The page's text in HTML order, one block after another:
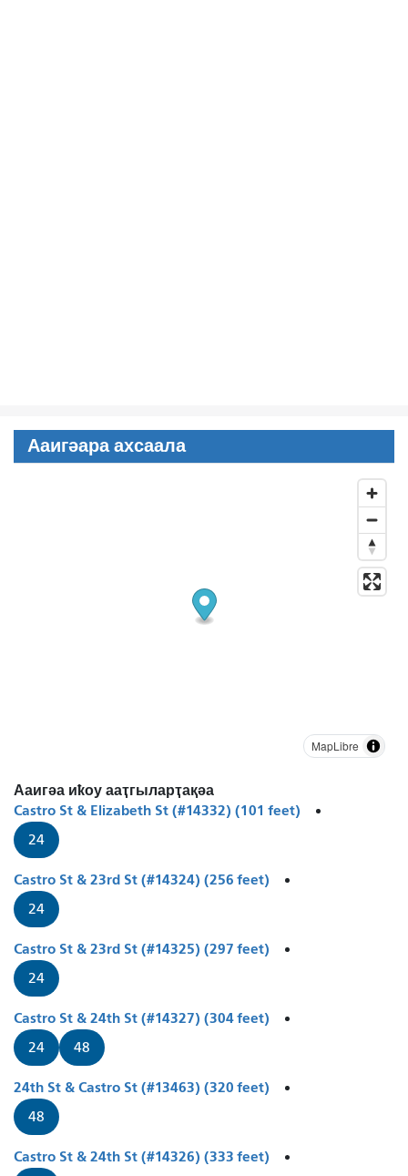
Ааигәара ахсаала
MapLibre
Ааигәа иҟоу ааҭгыларҭақәа
Castro St & Elizabeth St (#14332) (101 feet)
24
Castro St & 23rd St (#14324) (256 feet)
24
Castro St & 23rd St (#14325) (297 feet)
24
Castro St & 24th St (#14327) (304 feet)
24 48
24th St & Castro St (#13463) (320 feet)
48
Castro St & 24th St (#14326) (333 feet)